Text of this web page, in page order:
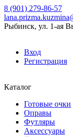
8 (901) 279-86-57
Рыбинск, ул. 1-ая
Вход
Регистрация
Каталог
Готовые очки
Оправы
Футляры
Аксессуары